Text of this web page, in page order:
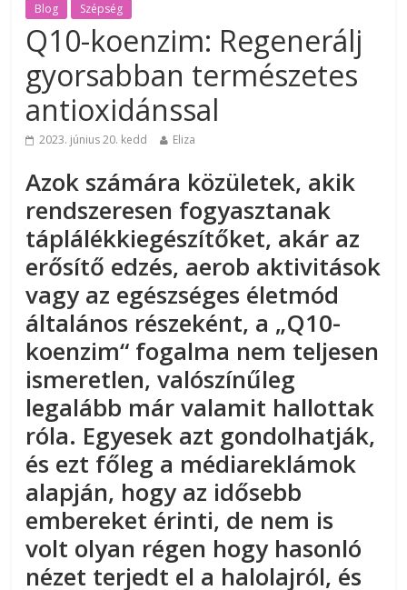
Blog Szépség
Q10-koenzim: Regenerálj
gyorsabban természetes
antioxidánssal
2023. június 20. kedd Eliza
Azok számára közületek, akik
rendszeresen fogyasztanak
táplálékkiegészítőket, akár az
erősítő edzés, aerob aktivitások
vagy az egészséges életmód
általános részeként, a „Q10-
koenzim“ fogalma nem teljesen
ismeretlen, valószínűleg
legalább már valamit hallottak
róla. Egyesek azt gondolhatják,
és ezt főleg a médiareklámok
alapján, hogy az idősebb
embereket érinti, de nem is
volt olyan régen hogy hasonló
nézet terjedt el a halolajról, és